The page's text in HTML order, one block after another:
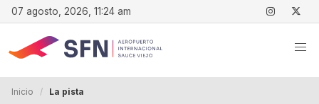
07 agosto, 2026, 11:24 am
Inicio La pista